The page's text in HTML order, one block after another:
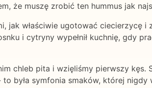
że muszę zrobić ten hummus jak
jak właściwie ugotować ciecierzycę i
i cytryny wypełnił kuchnię, gdy
chleb pita i wzięliśmy pierwszy kęs.
była symfonia smaków, której nigdy